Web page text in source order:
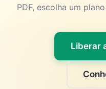
PDF, escolha um
Liberar